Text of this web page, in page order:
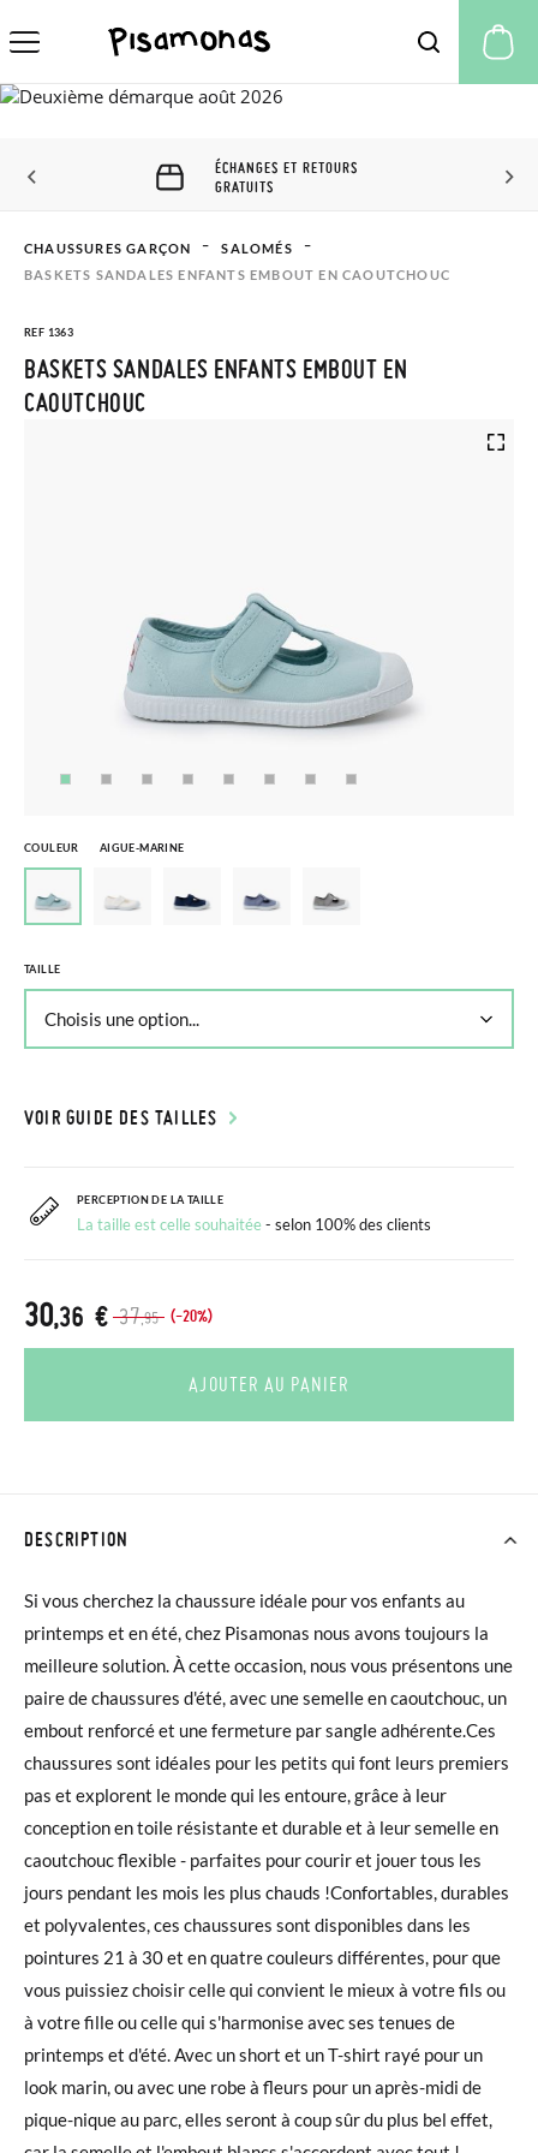
ÉCHANGES ET RETOURS
GRATUITS
CHAUSSURES GARÇON
SALOMÉS
BASKETS SANDALES ENFANTS EMBOUT EN CAOUTCHOUC
REF 1363
BASKETS SANDALES ENFANTS EMBOUT EN
CAOUTCHOUC
COULEUR AIGUE-MARINE
TAILLE
VOIR GUIDE DES TAILLES
PERCEPTION DE LA TAILLE
La taille est celle souhaitée- selon 100% des clients
37,95 (-20%)
30,36 €
AJOUTER AU PANIER
DESCRIPTION
Si vous cherchez la chaussure idéale pour vos enfants au
printemps et en été, chez Pisamonas nous avons toujours la
meilleure solution. À cette occasion, nous vous présentons une
paire de chaussures d'été, avec une semelle en caoutchouc, un
embout renforcé et une fermeture par sangle adhérente.Ces
chaussures sont idéales pour les petits qui font leurs premiers
pas et explorent le monde qui les entoure, grâce à leur
conception en toile résistante et durable et à leur semelle en
caoutchouc flexible - parfaites pour courir et jouer tous les
jours pendant les mois les plus chauds !Confortables, durables
et polyvalentes, ces chaussures sont disponibles dans les
pointures 21 à 30 et en quatre couleurs différentes, pour que
vous puissiez choisir celle qui convient le mieux à votre fils ou
à votre fille ou celle qui s'harmonise avec ses tenues de
printemps et d'été. Avec un short et un T-shirt rayé pour un
look marin, ou avec une robe à fleurs pour un après-midi de
pique-nique au parc, elles seront à coup sûr du plus bel effet,